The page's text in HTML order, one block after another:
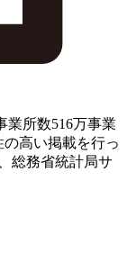
所数516万事業
の高い掲載を行っ
総務省統計局サ